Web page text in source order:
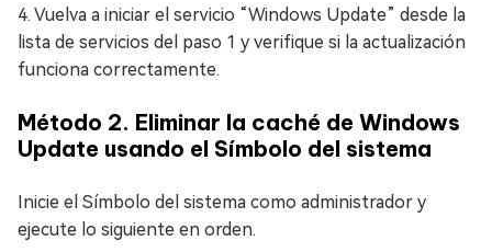
4. Vuelva a iniciar el servicio “Windows Update” desde la
lista de servicios del paso 1 y verifique si la actualización
funciona correctamente.
Método 2. Eliminar la caché de Windows
Update usando el Símbolo del sistema
Inicie el Símbolo del sistema como administrador y
ejecute lo siguiente en orden.